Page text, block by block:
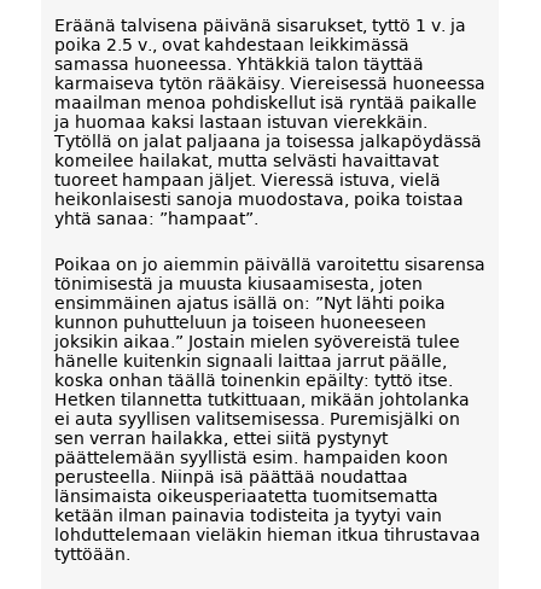
Eräänä talvisena päivänä sisarukset, tyttö 1 v. ja
poika 2.5 v., ovat kahdestaan leikkimässä
samassa huoneessa. Yhtäkkiä talon täyttää
karmaiseva tytön rääkäisy. Viereisessä huoneessa
maailman menoa pohdiskellut isä ryntää paikalle
ja huomaa kaksi lastaan istuvan vierekkäin.
Tytöllä on jalat paljaana ja toisessa jalkapöydässä
komeilee hailakat, mutta selvästi havaittavat
tuoreet hampaan jäljet. Vieressä istuva, vielä
heikonlaisesti sanoja muodostava, poika toistaa
yhtä sanaa: ”hampaat”.
Poikaa on jo aiemmin päivällä varoitettu sisarensa
tönimisestä ja muusta kiusaamisesta, joten
ensimmäinen ajatus isällä on: ”Nyt lähti poika
kunnon puhutteluun ja toiseen huoneeseen
joksikin aikaa.” Jostain mielen syövereistä tulee
hänelle kuitenkin signaali laittaa jarrut päälle,
koska onhan täällä toinenkin epäilty: tyttö itse.
Hetken tilannetta tutkittuaan, mikään johtolanka
ei auta syyllisen valitsemisessa. Puremisjälki on
sen verran hailakka, ettei siitä pystynyt
päättelemään syyllistä esim. hampaiden koon
perusteella. Niinpä isä päättää noudattaa
länsimaista oikeusperiaatetta tuomitsematta
ketään ilman painavia todisteita ja tyytyi vain
lohduttelemaan vieläkin hieman itkua tihrustavaa
tyttöään.